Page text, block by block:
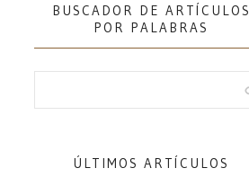
BUSCADOR DE ARTÍCULOS
POR PALABRAS
ÚLTIMOS ARTÍCULOS